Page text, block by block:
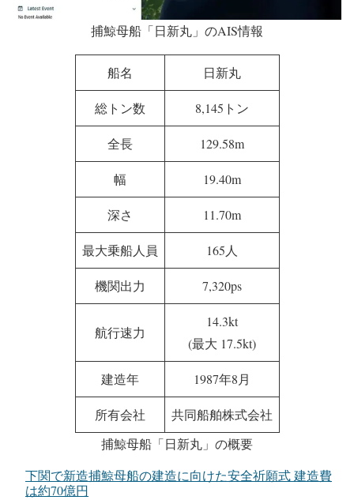
捕鯨母船「日新丸」のAIS情報
船名 日新丸
総トン数 8,145トン
全長 129.58m
幅 19.40m
深さ 11.70m
最大乗船人員 165人
機関出力 7,320ps
航行速力
14.3kt
(最大 17.5kt)
建造年 1987年8月
所有会社
共同船舶株式会社
捕鯨母船「日新丸」の概要
下関で新造捕鯨母船の建造に向けた安全祈願式 建造費
は約70億円